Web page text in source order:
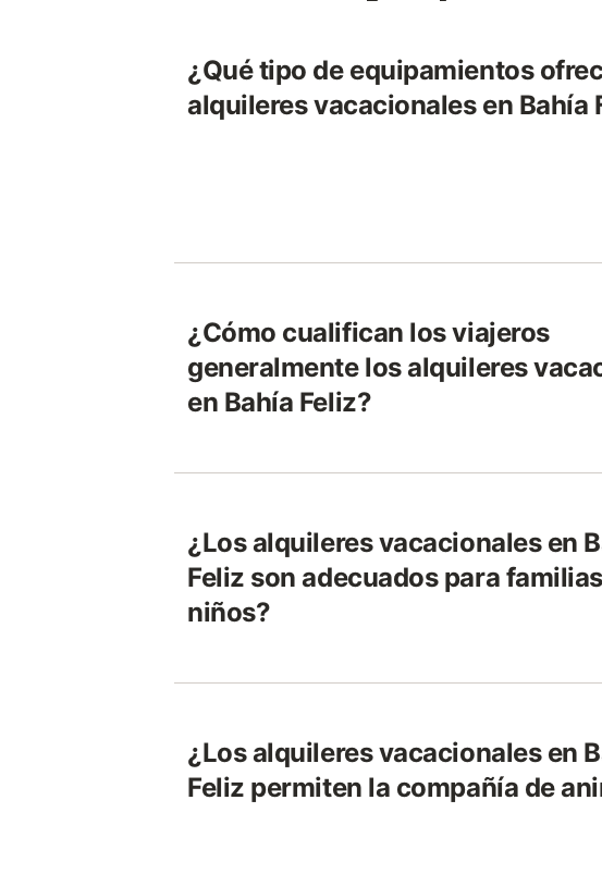
¿Qué tipo de equipamientos
alquileres vacacionales en Bahía
¿Cómo cualifican los viajeros
generalmente los alquileres
en Bahía Feliz?
¿Los alquileres vacacionales en
Feliz son adecuados para
niños?
¿Los alquileres vacacionales en
Feliz permiten la compañía de